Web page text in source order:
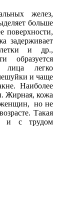
желез,
больше
поверхности,
задерживает
и др.,
образуется
лица легко
и чаще
Наиболее
Жирная, кожа
женщин, но не
Такая
и с трудом